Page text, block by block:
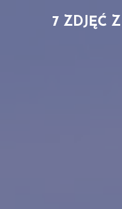
7 ZDJĘĆ